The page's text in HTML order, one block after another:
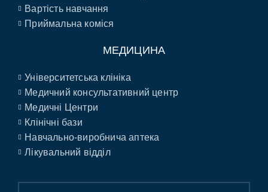
Вартість навчання
Приймальна коміся
МЕДИЦИНА
Університетська клініка
Медичний консультативний центр
Медичні Центри
Клінічні бази
Навчально-виробнича аптека
Лікувальний відділ